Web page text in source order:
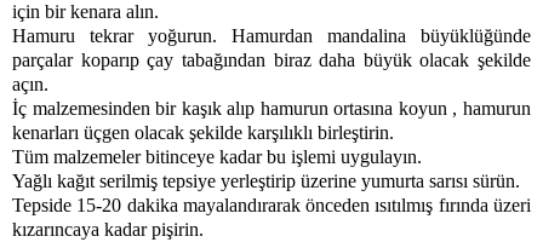
için bir kenara alın.
Hamuru tekrar yoğurun. Hamurdan mandalina büyüklüğünde
parçalar koparıp çay tabağından biraz daha büyük olacak şekilde
açın.
İç malzemesinden bir kaşık alıp hamurun ortasına koyun , hamurun
kenarları üçgen olacak şekilde karşılıklı birleştirin.
Tüm malzemeler bitinceye kadar bu işlemi uygulayın.
Yağlı kağıt serilmiş tepsiye yerleştirip üzerine yumurta sarısı sürün.
Tepside 15-20 dakika mayalandırarak önceden ısıtılmış fırında üzeri
kızarıncaya kadar pişirin.